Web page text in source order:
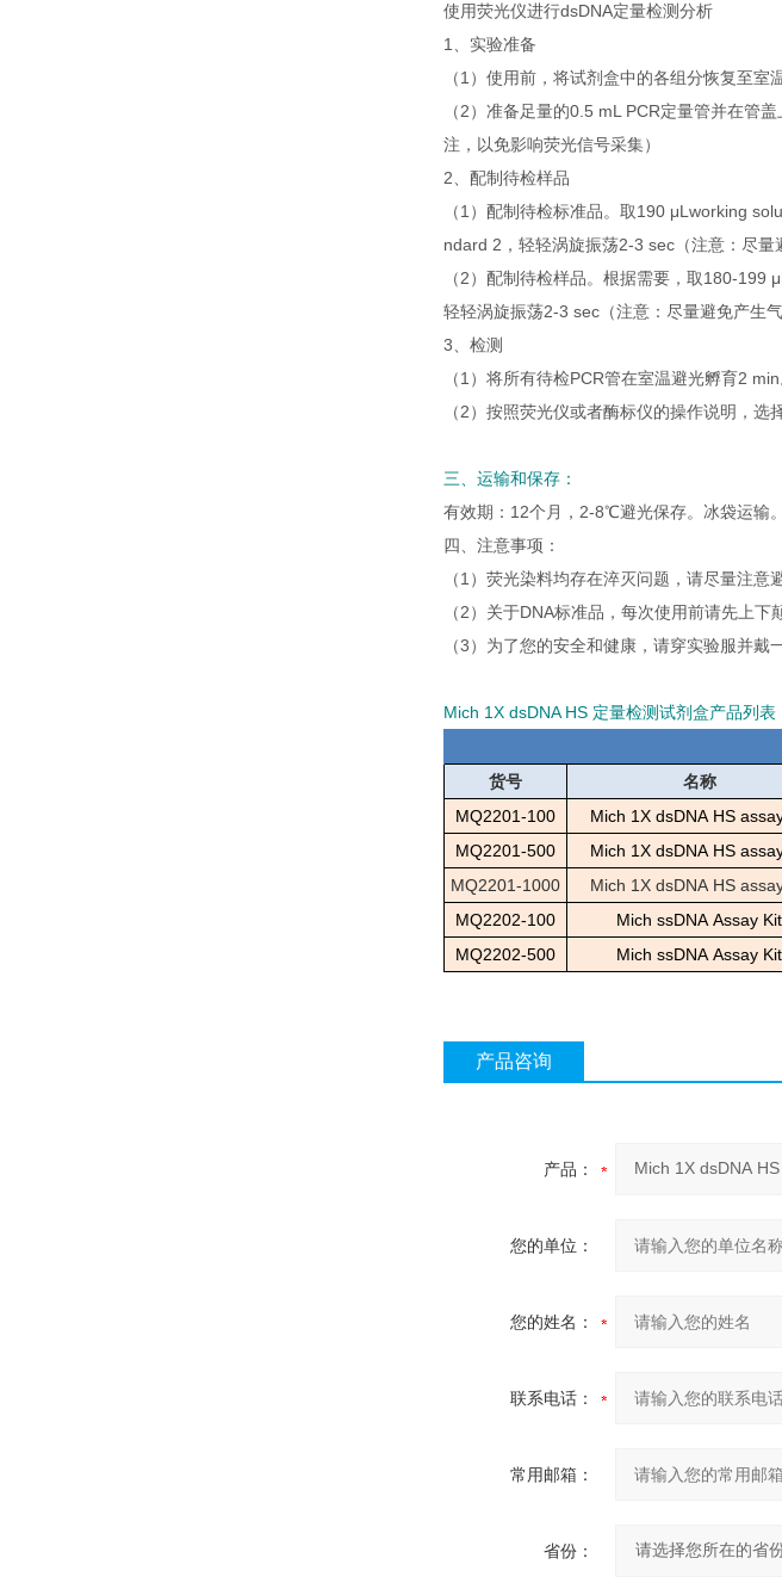
使用荧光仪进行dsDNA定量检测分析
1、实验准备
（1）使用前，将试剂盒中的各组分恢复至室温
（2）准备足量的0.5 mL PCR定量管并在管
注，以免影响荧光信号采集）
2、配制待检样品
（1）配制待检标准品。取190 μLworking
ndard 2，轻轻涡旋振荡2-3 sec（注意：尽量
（2）配制待检样品。根据需要，取180-199
轻轻涡旋振荡2-3 sec（注意：尽量避免产生气
3、检测
（1）将所有待检PCR管在室温避光孵育2 min
（2）按照荧光仪或者酶标仪的操作说明，选
三、运输和保存：
有效期：12个月，2-8℃避光保存。冰袋运输。
四、注意事项：
（1）荧光染料均存在淬灭问题，请尽量注意
（2）关于DNA标准品，每次使用前请先上
（3）为了您的安全和健康，请穿实验服并戴
Mich 1X dsDNA HS 定量检测试剂盒产品列表
货号
名称
MQ2201-100
Mich 1X dsDNA HS
MQ2201-500
Mich 1X dsDNA HS
MQ2201-1000
Mich 1X dsDNA HS
MQ2202-100
Mich ssDNA Assay Kit
MQ2202-500
Mich ssDNA Assay Kit
产品咨询
产品：
您的单位：
您的姓名：
联系电话：
常用邮箱：
省份：